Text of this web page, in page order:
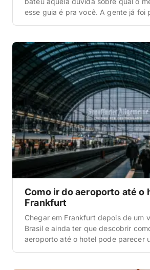
esse guia é pra você. A gente já foi
desde o preço do hotel até quanto
Como ir do aeroporto até o
Frankfurt
Chegar em Frankfurt depois de um
Brasil e ainda ter que descobrir
aeroporto até o hotel pode parecer
complicada, mas a boa notícia é